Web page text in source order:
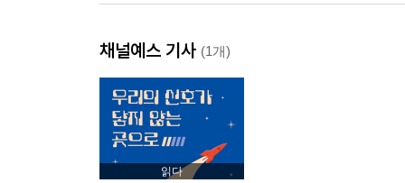
채널예스 기사 (1개)
읽다